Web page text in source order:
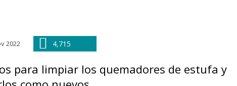
2022 4,715
para limpiar los quemadores de estufa y